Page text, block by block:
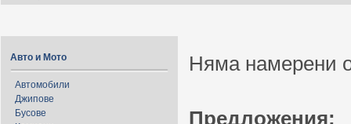
Авто и Мото
Автомобили
Джипове
Бусове
Няма намерени
Предложения: